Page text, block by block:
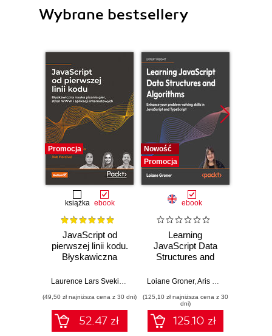
Wybrane bestsellery
Promocja
książka ebook
JavaScript od
pierwszej linii kodu.
Błyskawiczna
stron WWW i
internetowych
Laurence Lars Svekis
, Maaike van Putten,Rob Percival
(49,50 zł najniższa cena z 30 dni)
52.47 zł
Nowość
Promocja
ebook
Learning
JavaScript Data
Structures and
Enhance your
skills in JavaScript
and TypeScript -
Fourth Edition
Loiane Groner,Aris Markogiannakis
(125,10 zł najniższa cena z 30
dni)
125.10 zł